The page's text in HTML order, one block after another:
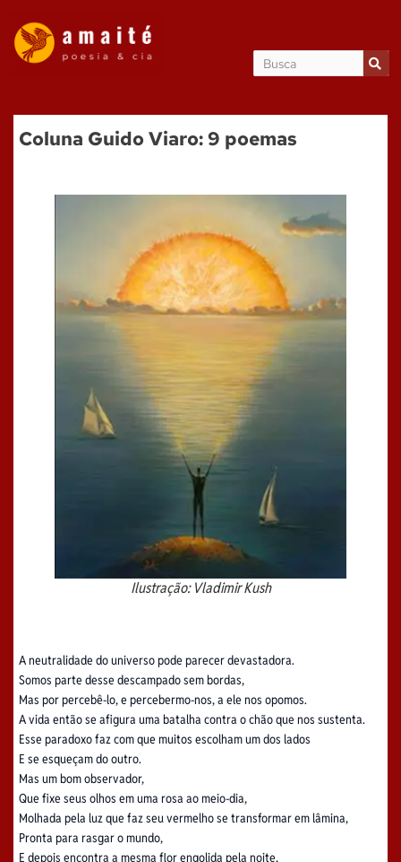
Coluna Guido Viaro: 9 poemas
Ilustração: Vladimir Kush
A neutralidade do universo pode parecer devastadora.
Somos parte desse descampado sem bordas,
Mas por percebê-lo, e percebermo-nos, a ele nos opomos.
A vida então se afigura uma batalha contra o chão que nos sustenta.
Esse paradoxo faz com que muitos escolham um dos lados
E se esqueçam do outro.
Mas um bom observador,
Que fixe seus olhos em uma rosa ao meio-dia,
Molhada pela luz que faz seu vermelho se transformar em lâmina,
Pronta para rasgar o mundo,
E depois encontra a mesma flor engolida pela noite,